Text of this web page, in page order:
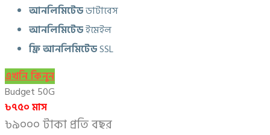
আনলিমিটেডডাটাবেস
আনলিমিটেডইমেইল
ফ্রি আনলিমিটেডSSL
এখনি কিনুন
Budget 50G
৳৭৫০ মাস
৳৯০০০ টাকা প্রতি বছর